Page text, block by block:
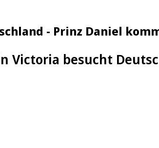
- Prinz Daniel
Victoria besucht